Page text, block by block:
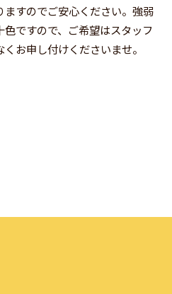
ますのでご安心ください。強弱
色ですので、ご希望はスタッフ
お申し付けくださいませ。